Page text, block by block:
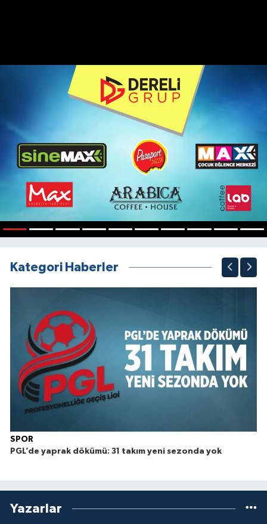
Kategori Haberler
SPOR
PGL’de yaprak dökümü: 31 takım yeni sezonda yok
Yazarlar